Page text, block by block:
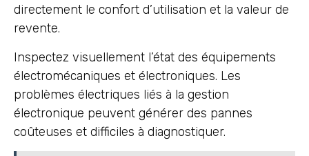
directement le confort d’utilisation et la valeur de
revente.
Inspectez visuellement l’état des équipements
électromécaniques et électroniques. Les
problèmes électriques liés à la gestion
électronique peuvent générer des pannes
coûteuses et difficiles à diagnostiquer.